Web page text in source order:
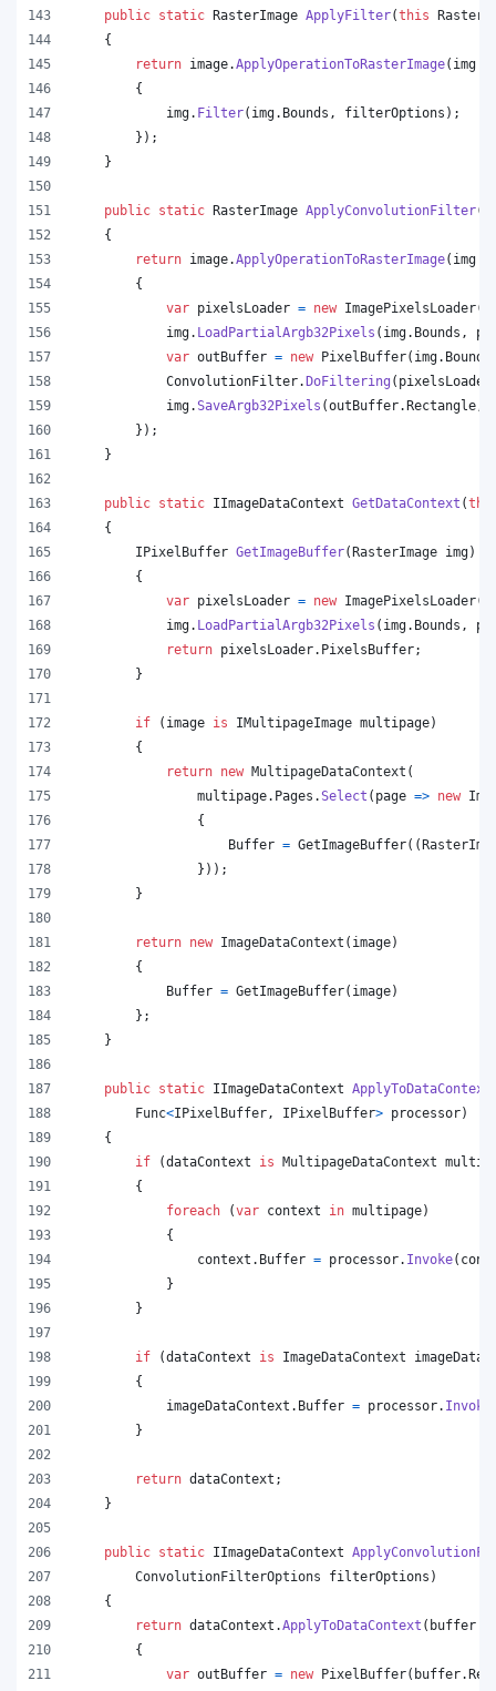
public static RasterImage ApplyFilter(this
{
return image.ApplyOperationToRasterImage( img
{
img. Filter( img. Bounds , filterOptions ) ;
} ) ;
}
public static RasterImage ApplyConvolutionFilter(
{
return image.ApplyOperationToRasterImage( img
{
var pixelsLoader = new ImagePixelsLoader(
img. LoadPartialArgb32Pixels ( img. Bounds ,
var outBuffer = new PixelBuffer( img. Bounds
ConvolutionFilter.DoFiltering ( pixelsLoader
img.SaveArgb32Pixels (outBuffer.Rectangle
} ) ;
}
public static IImageDataContext GetDataContext (
{
IPixelBuffer GetImageBuffer(RasterImage img)
{
var pixelsLoader = new ImagePixelsLoader(
img. LoadPartialArgb32Pixels ( img. Bounds ,
return pixelsLoader. PixelsBuffer;
}
if ( image is IMultipageImage multipage)
{
return new MultipageDataContext (
multipage. Pages .Select ( page => new
{
Buffer = GetImageBuffer( (
} ) ) ;
}
return new ImageDataContext ( image)
{
Buffer = GetImageBuffer( image)
} ;
}
public static IImageDataContext ApplyToDataContext
Func<IPixelBuffer , IPixelBuffer> processor)
{
if
(dataContext is MultipageDataContext
{
foreach
(var context in multipage)
{
context . Buffer = processor. Invoke(
}
}
if (dataContext is ImageDataContext
{
imageDataContext . Buffer = processor. Invoke
}
return dataContext ;
}
public static IImageDataContext
ConvolutionFilterOptions
filterOptions )
{
return dataContext .ApplyToDataContext ( buffer
{
var outBuffer = new PixelBuffer( buffer.